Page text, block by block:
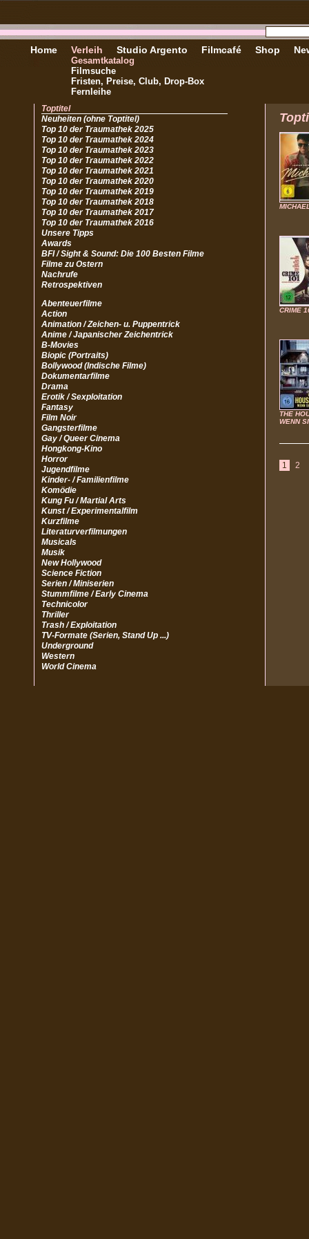
Home Verleih
Gesamtkatalog
Filmsuche
Fristen, Preise, Club, Drop-Box
Fernleihe
Studio Argento Filmcafé Shop
Toptitel
Neuheiten (ohne Toptitel)
Top 10 der Traumathek 2025
Top 10 der Traumathek 2024
Top 10 der Traumathek 2023
Top 10 der Traumathek 2022
Top 10 der Traumathek 2021
Top 10 der Traumathek 2020
Top 10 der Traumathek 2019
Top 10 der Traumathek 2018
Top 10 der Traumathek 2017
Top 10 der Traumathek 2016
Unsere Tipps
Awards
BFI / Sight & Sound: Die 100 Besten Filme
Filme zu Ostern
Nachrufe
Retrospektiven
Abenteuerfilme
Action
Animation / Zeichen- u. Puppentrick
Anime / Japanischer Zeichentrick
B-Movies
Biopic (Portraits)
Bollywood (Indische Filme)
Dokumentarfilme
Drama
Erotik / Sexploitation
Fantasy
Film Noir
Gangsterfilme
Gay / Queer Cinema
Hongkong-Kino
Horror
Jugendfilme
Kinder- / Familienfilme
Komödie
Kung Fu / Martial Arts
Kunst / Experimentalfilm
Kurzfilme
Literaturverfilmungen
Musicals
Musik
New Hollywood
Science Fiction
Serien / Miniserien
Stummfilme / Early Cinema
Technicolor
Thriller
Trash / Exploitation
TV-Formate (Serien, Stand Up ...)
Underground
Western
World Cinema
CRIME
THE
WENN
1 2